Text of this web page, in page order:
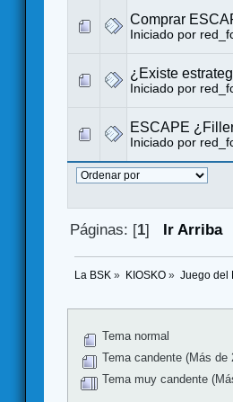
Comprar
Iniciado por
¿Existe
Iniciado por
ESCAPE
Iniciado por
Páginas: [1] Ir Arriba
La BSK » KIOSKO» Juego del
Tema normal
Tema candente (Más de
Tema muy candente